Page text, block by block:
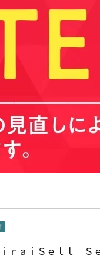
ｒａｉＳｅｌｌ Ｓ